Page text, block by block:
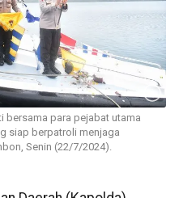
bersama para pejabat utama
siap berpatroli menjaga
Senin (22/7/2024).